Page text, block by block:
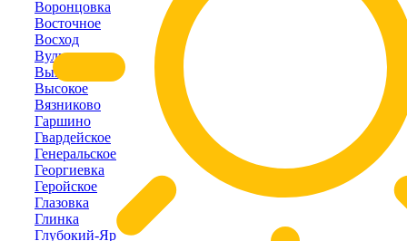
Воронцовка
Восточное
Восход
Вулкановка
Выпасное
Высокое
Вязниково
Гаршино
Гвардейское
Генеральское
Георгиевка
Геройское
Глазовка
Глинка
Глубокий-Яр